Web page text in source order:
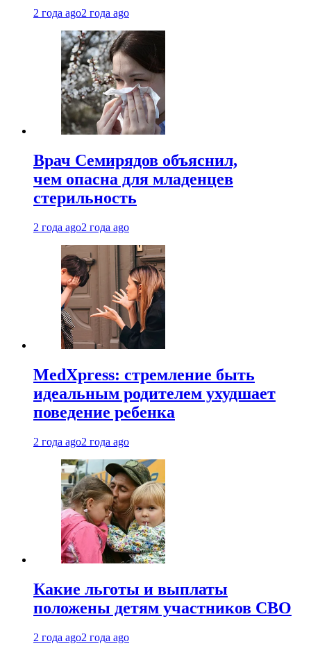
2 года ago2 года ago
Врач Семирядов объяснил,
чем опасна для младенцев
стерильность
2 года ago2 года ago
MedXpress: стремление быть
идеальным родителем ухудшает
поведение ребенка
2 года ago2 года ago
Какие льготы и выплаты
положены детям участников СВО
2 года ago2 года ago